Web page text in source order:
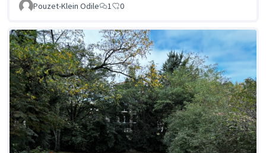
Pouzet-Klein Odile
1 0